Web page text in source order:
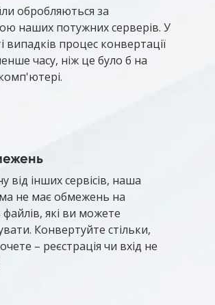
обробляються за
наших потужних серверів. У
випадків процес конвертації
часу, ніж це було б на
від інших сервісів, наша
не має обмежень на
файлів, які ви можете
Конвертуйте стільки,
– реєстрація чи вхід не